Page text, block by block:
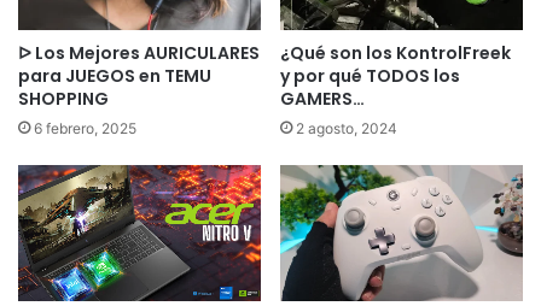
negra con soporte para 4K a 120Hz.